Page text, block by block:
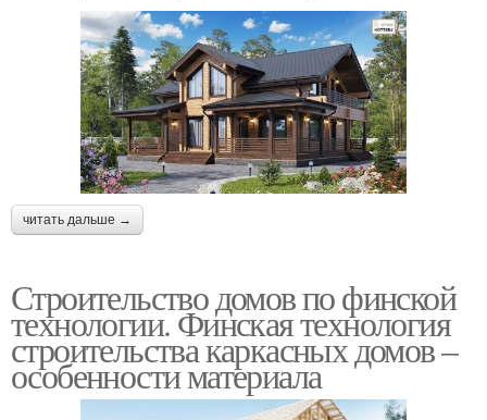
читать дальше →
Строительство домов по финской
технологии. Финская технология
строительства каркасных домов –
особенности материала